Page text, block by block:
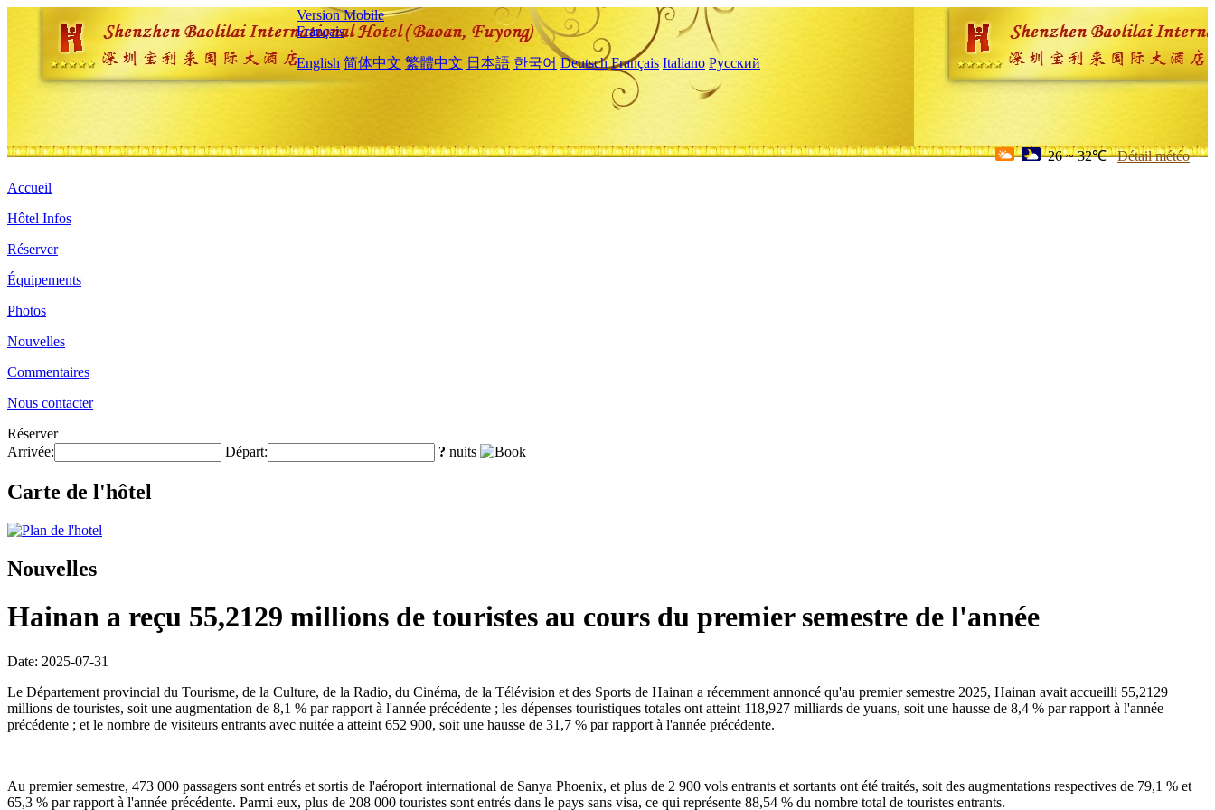
Version Mobile
Français
English 简体中文 繁體中文 日本語 한국어 Deutsch Français Italiano Русский
26 ~ 32℃ Détail météo
Accueil
Hôtel Infos
Réserver
Équipements
Photos
Nouvelles
Commentaires
Nous contacter
Réserver
Arrivée:
Départ: ? nuits
Carte de l'hôtel
Nouvelles
Hainan a reçu 55,2129 millions de touristes au cours du premier semestre de l'année
Date: 2025-07-31
Le Département provincial du Tourisme, de la Culture, de la Radio, du Cinéma, de la Télévision et des Sports de Hainan a récemment annoncé qu'au premier semestre 2025, Hainan avait accueilli 55,2129
millions de touristes, soit une augmentation de 8,1 % par rapport à l'année précédente ; les dépenses touristiques totales ont atteint 118,927 milliards de yuans, soit une hausse de 8,4 % par rapport à l'année
précédente ; et le nombre de visiteurs entrants avec nuitée a atteint 652 900, soit une hausse de 31,7 % par rapport à l'année précédente.
Au premier semestre, 473 000 passagers sont entrés et sortis de l'aéroport international de Sanya Phoenix, et plus de 2 900 vols entrants et sortants ont été traités, soit des augmentations respectives de 79,1 % et
65,3 % par rapport à l'année précédente. Parmi eux, plus de 208 000 touristes sont entrés dans le pays sans visa, ce qui représente 88,54 % du nombre total de touristes entrants.